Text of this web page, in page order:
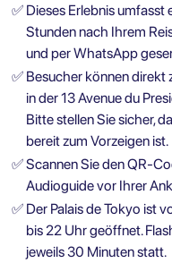
✅ Dieses Erlebnis umfasst
Stunden nach Ihrem
und per WhatsApp
✅ Besucher können direkt
in der 13 Avenue du
Bitte stellen Sie sicher,
bereit zum Vorzeigen ist.
✅Scannen Sie den QR-
Audioguide vor Ihrer
✅ Der Palais de Tokyo ist
bis 22 Uhr geöffnet.
jeweils 30 Minuten statt.